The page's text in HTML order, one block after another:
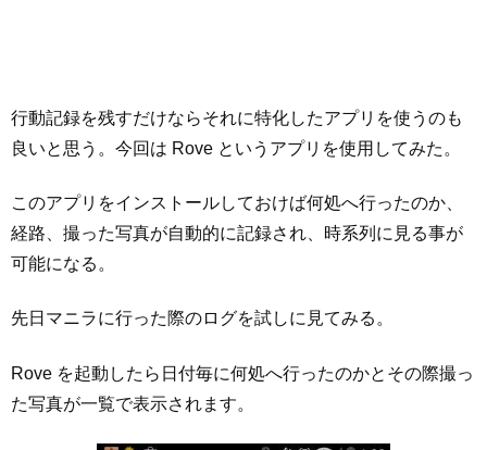
行動記録を残すだけならそれに特化したアプリを使うのも
良いと思う。今回は Rove というアプリを使用してみた。
このアプリをインストールしておけば何処へ行ったのか、
経路、撮った写真が自動的に記録され、時系列に見る事が
可能になる。
先日マニラに行った際のログを試しに見てみる。
Rove を起動したら日付毎に何処へ行ったのかとその際撮っ
た写真が一覧で表示されます。